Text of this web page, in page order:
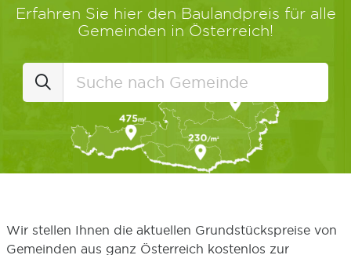
Erfahren Sie hier den Baulandpreis für alle
Gemeinden in Österreich!
Wir stellen Ihnen die aktuellen Grundstückspreise von
Gemeinden aus ganz Österreich kostenlos zur